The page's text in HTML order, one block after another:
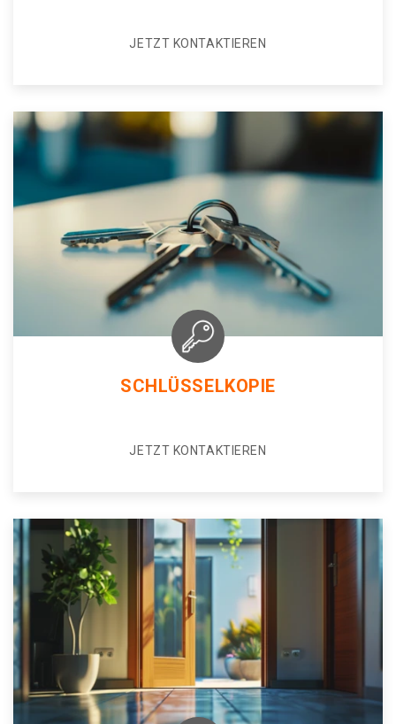
JETZT KONTAKTIEREN
SCHLÜSSELKOPIE
JETZT KONTAKTIEREN